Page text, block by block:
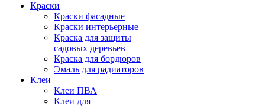
Краски
Краски фасадные
Краски интерьерные
Краска для защиты
садовых деревьев
⁠Краска для бордюров
Эмаль для радиаторов
Клеи
Клеи ПВА
Клеи для